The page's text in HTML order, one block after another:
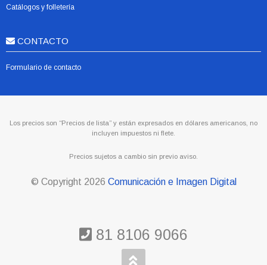
Catálogos y folletería
CONTACTO
Formulario de contacto
Los precios son “Precios de lista” y están expresados en dólares americanos, no
incluyen impuestos ni flete.
Precios sujetos a cambio sin previo aviso.
© Copyright 2026 Comunicación e Imagen Digital
81 8106 9066